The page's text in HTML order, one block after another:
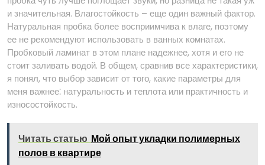
и значительная. Влагостойкость – еще один важный фактор.
Натуральная пробка более восприимчива к влаге, поэтому
ее не рекомендуют использовать в ванных комнатах.
Пробковый ламинат в этом плане надежнее, хотя и его не
стоит заливать водой. В общем, сравнив все характеристики,
я понял, что выбор зависит от того, какие параметры для
меня важнее⁚ натуральность и теплота или практичность и
износостойкость.
Читать статью Мой опыт укладки полимерных
полов в квартире